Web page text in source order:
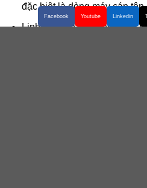
đặc biệt là dòng máy cán
Linh kiện chất lượng cao:
Facebook Youtube Linkedin